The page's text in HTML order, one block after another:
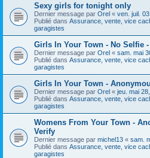
Sexy girls for tonight only
Dernier message par Orel « ven. juil.
Publié dans Assurance, vente, vice
garagistes
Girls In Your Town - No Selfie
Dernier message par Orel « sam. mai
Publié dans Assurance, vente, vice
garagistes
Girls In Your Town -
Dernier message par Orel « jeu. mai
Publié dans Assurance, vente, vice
garagistes
Womens From Your Town -
Verify
Dernier message par michel13 « sam.
Publié dans Assurance, vente, vice
garagistes